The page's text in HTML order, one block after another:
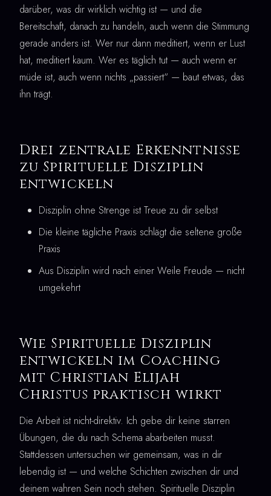
darüber, was dir wirklich wichtig ist — und die
Bereitschaft, danach zu handeln, auch wenn die Stimmung
gerade anders ist. Wer nur dann meditiert, wenn er Lust
hat, meditiert kaum. Wer es täglich tut — auch wenn er
müde ist, auch wenn nichts „passiert“ — baut etwas, das
ihn trägt.
Drei zentrale Erkenntnisse
zu Spirituelle Disziplin
entwickeln
Disziplin ohne Strenge ist Treue zu dir selbst
Die kleine tägliche Praxis schlägt die seltene große
Praxis
Aus Disziplin wird nach einer Weile Freude — nicht
umgekehrt
Wie Spirituelle Disziplin
entwickeln im Coaching
mit Christian Elijah
Christus praktisch wirkt
Die Arbeit ist nicht-direktiv. Ich gebe dir keine starren
Übungen, die du nach Schema abarbeiten musst.
Stattdessen untersuchen wir gemeinsam, was in dir
lebendig ist — und welche Schichten zwischen dir und
deinem wahren Sein noch stehen. Spirituelle Disziplin